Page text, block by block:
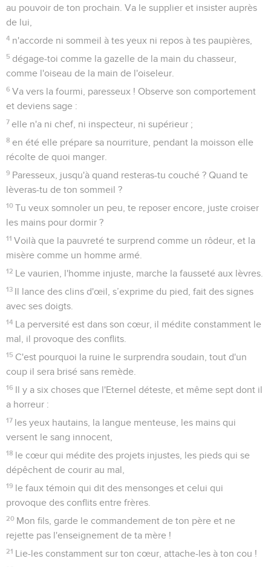
au pouvoir de ton prochain. Va le supplier et insister auprès
de lui,
4 n'accorde ni sommeil à tes yeux ni repos à tes paupières,
5 dégage-toi comme la gazelle de la main du chasseur,
comme l'oiseau de la main de l'oiseleur.
6 Va vers la fourmi, paresseux ! Observe son comportement
et deviens sage :
7 elle n'a ni chef, ni inspecteur, ni supérieur ;
8 en été elle prépare sa nourriture, pendant la moisson elle
récolte de quoi manger.
9 Paresseux, jusqu'à quand resteras-tu couché ? Quand te
lèveras-tu de ton sommeil ?
10 Tu veux somnoler un peu, te reposer encore, juste croiser
les mains pour dormir ?
11 Voilà que la pauvreté te surprend comme un rôdeur, et la
misère comme un homme armé.
12 Le vaurien, l'homme injuste, marche la fausseté aux lèvres.
13 Il lance des clins d'œil, s’exprime du pied, fait des signes
avec ses doigts.
14 La perversité est dans son cœur, il médite constamment le
mal, il provoque des conflits.
15 C'est pourquoi la ruine le surprendra soudain, tout d'un
coup il sera brisé sans remède.
16 Il y a six choses que l'Eternel déteste, et même sept dont il
a horreur :
17 les yeux hautains, la langue menteuse, les mains qui
versent le sang innocent,
18 le cœur qui médite des projets injustes, les pieds qui se
dépêchent de courir au mal,
19 le faux témoin qui dit des mensonges et celui qui
provoque des conflits entre frères.
20 Mon fils, garde le commandement de ton père et ne
rejette pas l'enseignement de ta mère !
21 Lie-les constamment sur ton cœur, attache-les à ton cou !